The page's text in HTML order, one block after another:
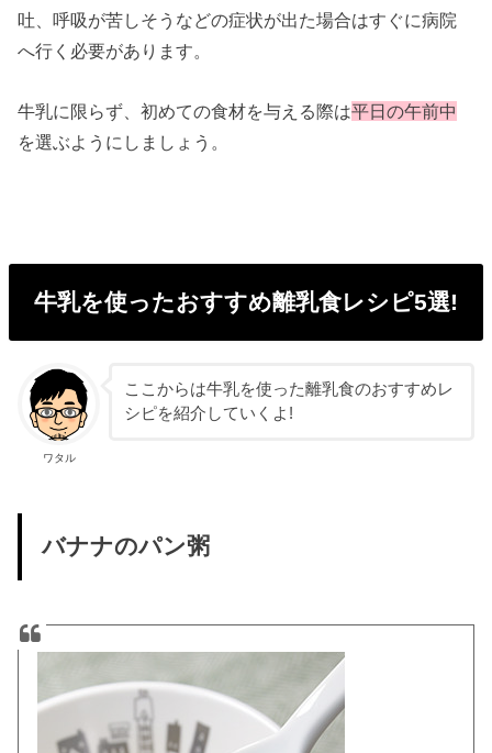
吐、呼吸が苦しそうなどの症状が出た場合はすぐに病院
へ行く必要があります。
牛乳に限らず、初めての食材を与える際は平日の午前中
を選ぶようにしましょう。
牛乳を使ったおすすめ離乳食レシピ5選!
ワタル
ここからは牛乳を使った離乳食のおすすめレ
シピを紹介していくよ!
バナナのパン粥